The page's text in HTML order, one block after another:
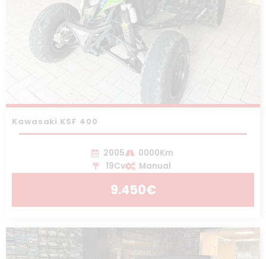
Kawasaki KSF 400
2005
0000Km
19Cv
Manual
9.450€